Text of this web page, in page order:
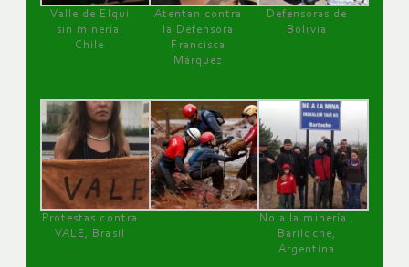
Valle de Elqui
sin minería.
Chile
Atentan contra
la Defensora
Francisca
Márquez
Defensoras de
Bolivia
Protestas contra
VALE, Brasil
No a la minería ,
Bariloche,
Argentina